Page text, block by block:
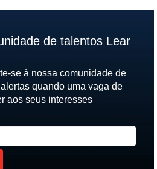
de talentos Lear
se à nossa comunidade de
quando uma vaga de
aos seus interesses